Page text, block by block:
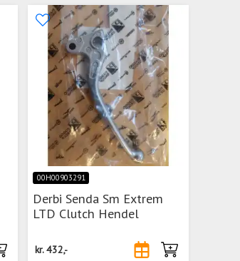
00H00903291
Derbi Senda Sm Extrem
LTD Clutch Hendel
kr.432,-